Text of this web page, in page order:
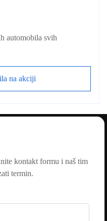
automobila svih
na akciji
kontakt formu i naš tim
termin.